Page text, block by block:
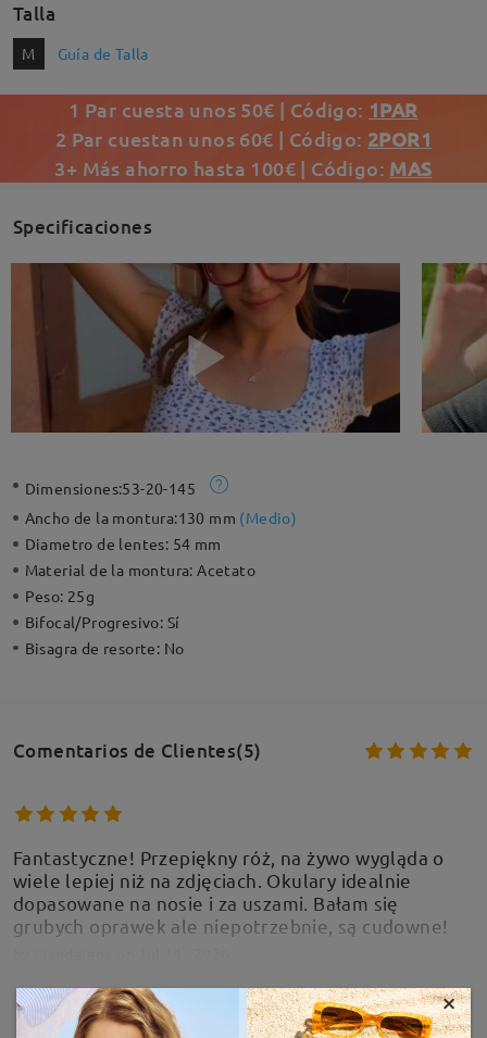
Talla
M Guía de Talla
1 Par cuesta unos 50€ | Código: 1PAR
2 Par cuestan unos 60€ | Código: 2POR1
3+ Más ahorro hasta 100€ | Código: MAS
Specificaciones
Dimensiones:53-20-145
Ancho de la montura:130 mm (Medio)
Diametro de lentes: 54 mm
Material de la montura:Acetato
Peso: 25g
Bifocal/Progresivo: Sí
Bisagra de resorte: No
Comentarios de Clientes(5)
Fantastyczne! Przepiękny róż, na żywo wygląda o
wiele lepiej niż na zdjęciach. Okulary idealnie
dopasowane na nosie i za uszami. Bałam się
grubych oprawek ale niepotrzebnie, są cudowne!
MOSTRAR MÁS ×